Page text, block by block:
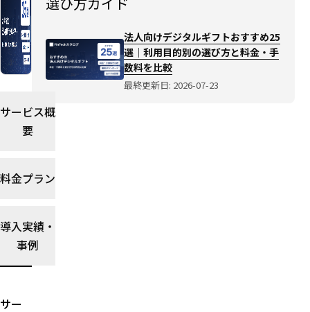
25
利用
目的
別の
方と
料を
比較
方ガ
イド
サービス概
要
料金プラン
導入実績・
事例
サー
法人向けデジタルギフトおすすめ25
選｜利用目的別の選び方と料金・手
数料を比較
最終更新日: 2026-07-23